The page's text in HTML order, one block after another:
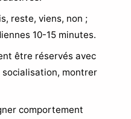
reste, viens, non ;
10-15 minutes.
être réservés avec
montrer
comportement